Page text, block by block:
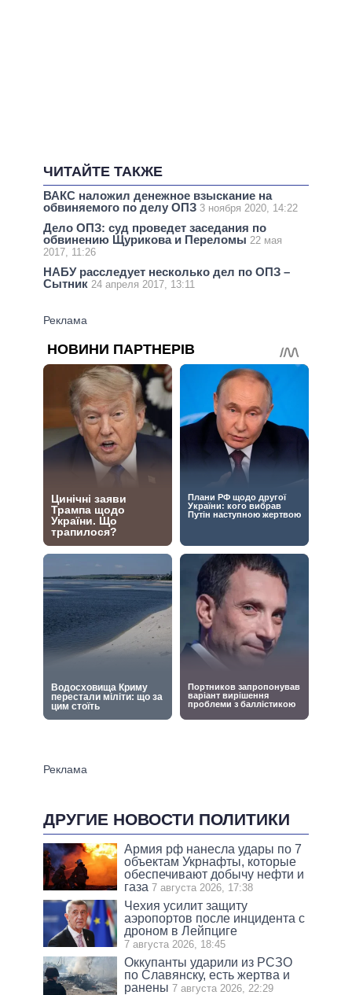
ЧИТАЙТЕ ТАКЖЕ
ВАКС наложил денежное взыскание на
обвиняемого по делу ОПЗ 3 ноября 2020, 14:22
Дело ОПЗ: суд проведет заседания по
обвинению Щурикова и Переломы 22 мая
2017, 11:26
НАБУ расследует несколько дел по ОПЗ –
Сытник 24 апреля 2017, 13:11
ДРУГИЕ НОВОСТИ ПОЛИТИКИ
Армия рф нанесла удары по 7
объектам Укрнафты, которые
обеспечивают добычу нефти и
газа 7 августа 2026, 17:38
Чехия усилит защиту
аэропортов после инцидента с
дроном в Лейпциге
7 августа 2026, 18:45
Оккупанты ударили из РСЗО
по Славянску, есть жертва и
ранены 7 августа 2026, 22:29